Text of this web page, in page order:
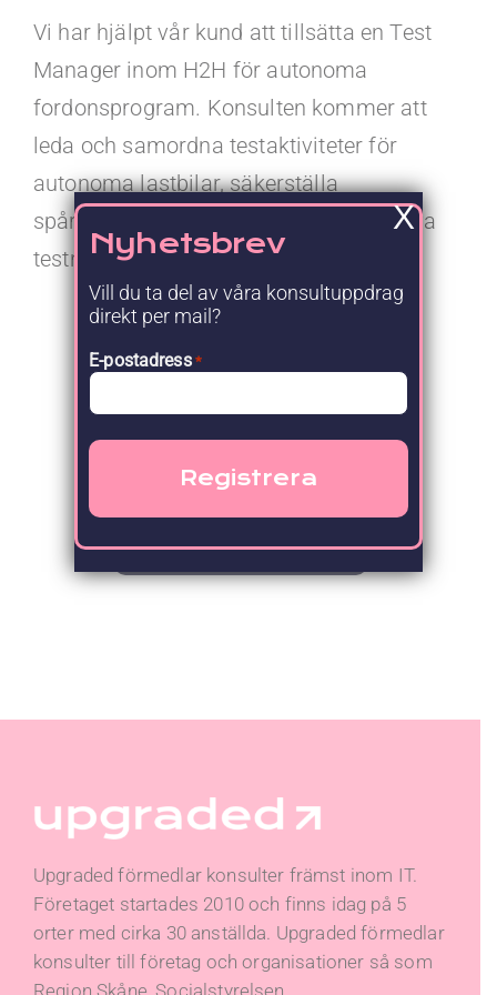
Faq
Portal
Vi har hjälpt vår kund att tillsätta en Test
Manager inom H2H för autonoma
fordonsprogram. Konsulten kommer att
leda och samordna testaktiviteter för
autonoma lastbilar, säkerställa
spårbarhet från krav till testfall och driva
testning från SIL/HIL till publika vägar.
Nyhetsrum
Alla Nyheter
Upgraded förmedlar konsulter främst inom IT.
Företaget startades 2010 och finns idag på 5
orter med cirka 30 anställda. Upgraded förmedlar
konsulter till företag och organisationer så som
Region Skåne, Socialstyrelsen,
Nyhetsbrev
Vill du ta del av våra konsultuppdrag
direkt per mail?
E-postadress *
X